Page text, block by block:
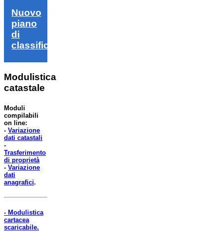
Nuovo
piano
di
classifica
Modulistica
catastale
Moduli
compilabili
on line:
- Variazione
dati catastali
-
Trasferimento
di proprietà
- Variazione
dati
anagrafici.
- Modulistica
cartacea
scaricabile.